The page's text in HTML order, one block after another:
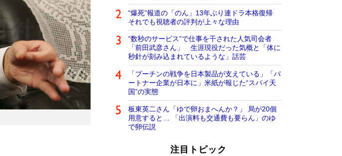
“爆死”報道の「のん」13年ぶり連ドラ本格復帰
それでも視聴者の評判が上々な理由
“数秒のサービス”で仕事を干された人気司会者
「前田武彦さん」 生涯現役だった気概と「体に
秒針が刻み込まれているような」話芸
「プーチンの戦争を日本製品が支えている」「パ
ートナー企業が日本に」米紙が報じた“スパイ天
国”の実態
板東英二さん「ゆで卵おまへんか？」 局が20個
用意すると… 「出演料も交通費も要らん」のゆ
で卵伝説
注目トピック